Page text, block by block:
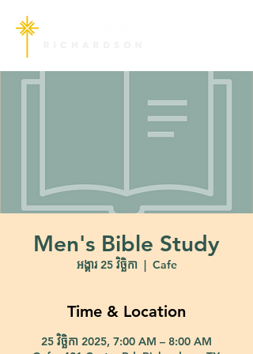
Men's Bible Study
អង្គារ 25 វិច្ឆិកា
  |
Cafe
Time & Location
25 វិច្ឆិកា 2025, 7:00 AM – 8:00 AM